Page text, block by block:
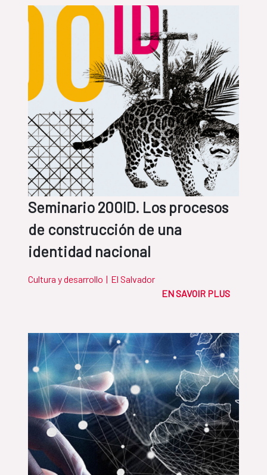
Seminario 200ID. Los procesos
de construcción de una
identidad nacional
Cultura y desarrollo | El Salvador
EN SAVOIR PLUS